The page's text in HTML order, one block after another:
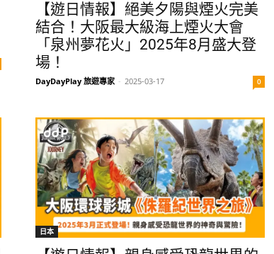
【遊日情報】絕美夕陽與煙火完美
結合！大阪最大級海上煙火大會
「泉州夢花火」2025年8月盛大登
場！
DayDayPlay 旅遊專家 - 2025-03-17 0
日本